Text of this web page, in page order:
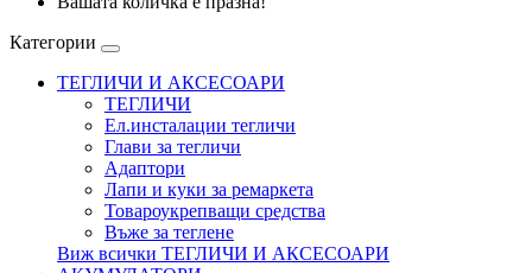
Категории
ТЕГЛИЧИ И АКСЕСОАРИ
ТЕГЛИЧИ
Eл.инсталации тегличи
Глави за тегличи
Адаптори
Лапи и куки за ремаркета
Товароукрепващи средства
Въже за теглене
Виж всички ТЕГЛИЧИ И АКСЕСОАРИ